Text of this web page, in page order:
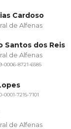
Cardoso
de Alfenas
Santos dos Reis
de Alfenas
0006-8721-6585
7215-7101
de Alfenas